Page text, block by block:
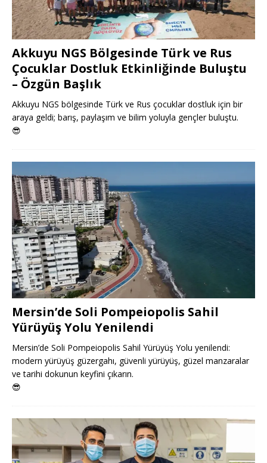
Akkuyu NGS Bölgesinde Türk ve Rus
Çocuklar Dostluk Etkinliğinde Buluştu
– Özgün Başlık
Akkuyu NGS bölgesinde Türk ve Rus çocuklar dostluk için bir
araya geldi; barış, paylaşım ve bilim yoluyla gençler buluştu.
😎
Mersin’de Soli Pompeiopolis Sahil
Yürüyüş Yolu Yenilendi
Mersin’de Soli Pompeiopolis Sahil Yürüyüş Yolu yenilendi:
modern yürüyüş güzergahı, güvenli yürüyüş, güzel manzaralar
ve tarihi dokunun keyfini çıkarın.
😎